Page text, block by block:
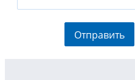
Отправить